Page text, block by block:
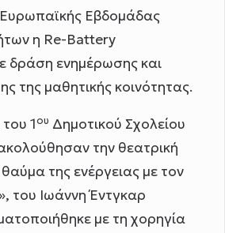
Ευρωπαϊκής Εβδομάδας
η Re-Battery
δράση ενημέρωσης και
της μαθητικής κοινότητας.
του 1ου Δημοτικού Σχολείου
την θεατρική
της ενέργειας με τον
του Ιωάννη Έντγκαρ
με τη χορηγία